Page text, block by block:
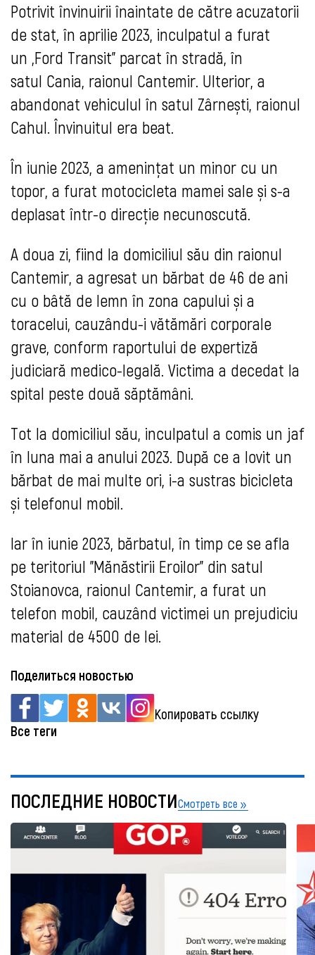
Potrivit învinuirii înaintate de către acuzatorii
de stat, în aprilie 2023, inculpatul a furat
un „Ford Transit” parcat în stradă, în
satul Cania, raionul Cantemir. Ulterior, a
abandonat vehiculul în satul Zârnești, raionul
Cahul. Învinuitul era beat.
În iunie 2023, a amenințat un minor cu un
topor, a furat motocicleta mamei sale și s-a
deplasat într-o direcție necunoscută.
A doua zi, fiind la domiciliul său din raionul
Cantemir, a agresat un bărbat de 46 de ani
cu o bâtă de lemn în zona capului și a
toracelui, cauzându-i vătămări corporale
grave, conform raportului de expertiză
judiciară medico-legală. Victima a decedat la
spital peste două săptămâni.
Tot la domiciliul său, inculpatul a comis un jaf
în luna mai a anului 2023. După ce a lovit un
bărbat de mai multe ori, i-a sustras bicicleta
și telefonul mobil.
Iar în iunie 2023, bărbatul, în timp ce se afla
pe teritoriul "Mănăstirii Eroilor" din satul
Stoianovca, raionul Cantemir, a furat un
telefon mobil, cauzând victimei un prejudiciu
material de 4500 de lei.
Поделиться новостью
Копировать ссылку
Все теги
ПОСЛЕДНИЕ НОВОСТИСмотреть все